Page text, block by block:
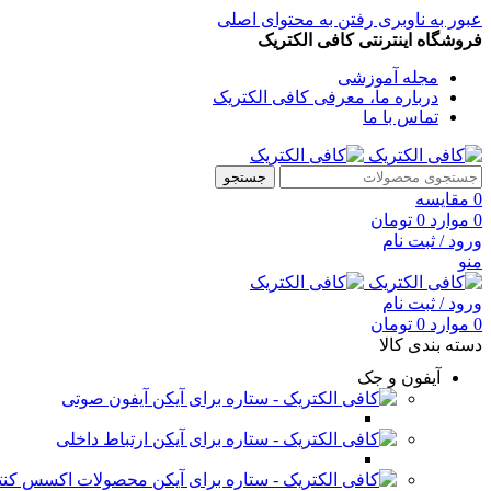
عبور به ناوبری رفتن به محتوای اصلی
فروشگاه اینترنتی کافی الکتریک
مجله آموزشی
درباره ما، معرفی کافی الکتریک
تماس با ما
جستجو
0 مقایسه
0 موارد 0 تومان
ورود / ثبت نام
منو
ورود / ثبت نام
0 موارد 0 تومان
دسته بندی کالا
آیفون و جک
آیفون صوتی
ارتباط داخلی
محصولات اکسس